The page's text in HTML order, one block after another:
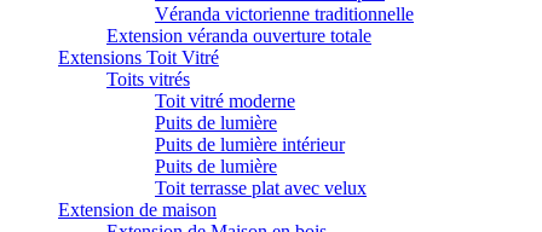
Véranda victorienne traditionnelle
Extension véranda ouverture totale
Extensions Toit Vitré
Toits vitrés
Toit vitré moderne
Puits de lumière
Puits de lumière intérieur
Puits de lumière
Toit terrasse plat avec velux
Extension de maison